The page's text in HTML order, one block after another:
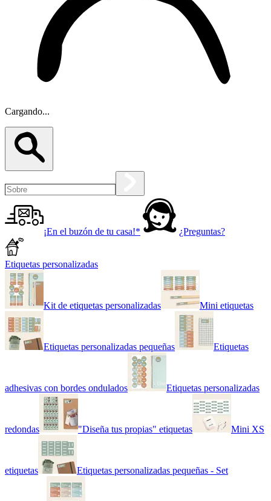
Cargando...
¡En el buzón de tu casa!* ¿Preguntas?
Etiquetas personalizadas
Kit de etiquetas personalizadas Mini etiquetas
Etiquetas personalizadas pequeñas Etiquetas
adhesivas con bordes ondulados Etiquetas personalizadas
redondas "Diseña tus propias" etiquetas Mini XS
etiquetas Etiquetas personalizadas pequeñas - Set